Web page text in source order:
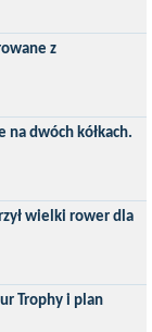
prestiżowych
po raz 22. do
z
poziom. Do tej
za
na dwóch kółkach.
zmęczenia stają
ukrytym
wielki rower dla
okazały się
że będzie to dobry
Trophy i plan